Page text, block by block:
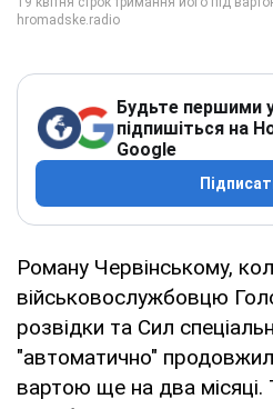
Будьте першими
підпишіться на
Google
Роману Червінському,
військовослужбовцю
розвідки та Сил
"автоматично"
вартою ще на два місяці.